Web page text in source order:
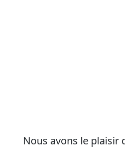
Nous avons le plaisir